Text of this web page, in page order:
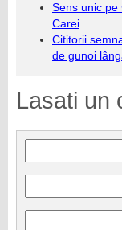
Sens unic pe
Carei
Cititorii
de gunoi
Lasati un